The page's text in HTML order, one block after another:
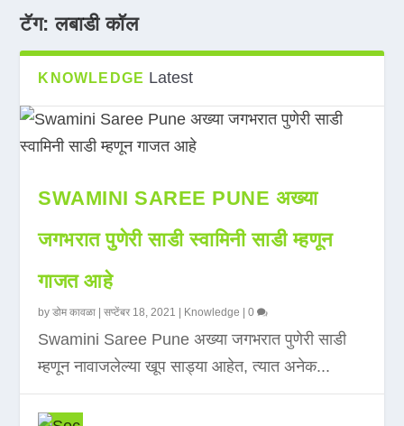
टॅग:लबाडी कॉल
KNOWLEDGE Latest
SWAMINI SAREE PUNE अख्या
जगभरात पुणेरी साडी स्वामिनी साडी म्हणून
गाजत आहे
byडोम कावळा |सप्टेंबर 18, 2021 Knowledge |0
Swamini Saree Pune अख्या जगभरात पुणेरी साडी
म्हणून नावाजलेल्या खूप साड्या आहेत, त्यात अनेक...